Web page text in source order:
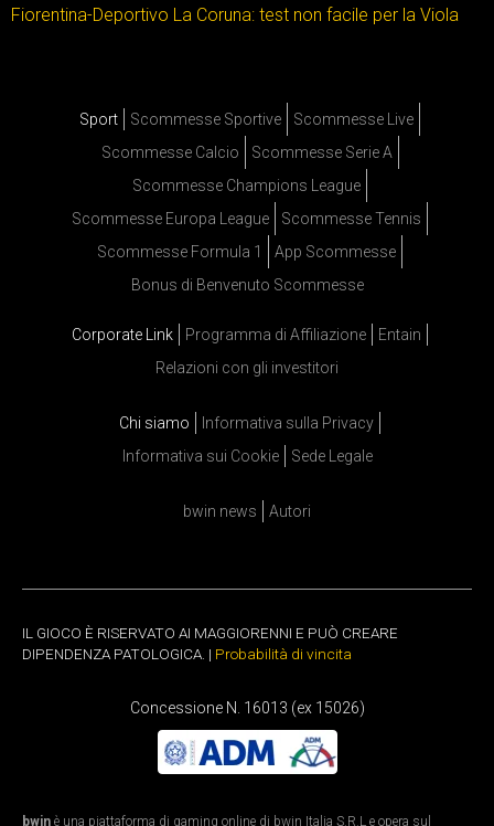
Fiorentina-Deportivo La Coruna: test non facile per la Viola
Sport Scommesse Sportive
Scommesse Live
Scommesse Calcio
Scommesse Serie A
Scommesse Champions League
Scommesse Europa League
Scommesse Tennis
Scommesse Formula 1
App Scommesse
Bonus di Benvenuto Scommesse
Corporate Link Programma di Affiliazione
Entain
Relazioni con gli investitori
Chi siamo
Informativa sulla Privacy
Informativa sui Cookie
Sede Legale
bwin news Autori
IL GIOCO È RISERVATO AI MAGGIORENNI E PUÒ CREARE
DIPENDENZA PATOLOGICA. | Probabilità di vincita
Concessione N. 16013 (ex 15026)
bwin è una piattaforma di gaming online di bwin Italia S.R.L e opera sul